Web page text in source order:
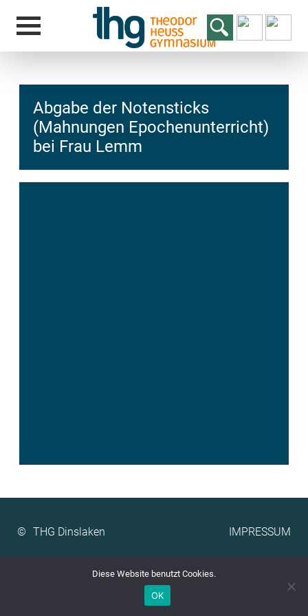
t@elu
hcs
Abgabe der Notensticks
(Mahnungen Epochenunterricht)
bei Frau Lemm
© IMPRESSUM
Diese Website benutzt Cookies.
OK